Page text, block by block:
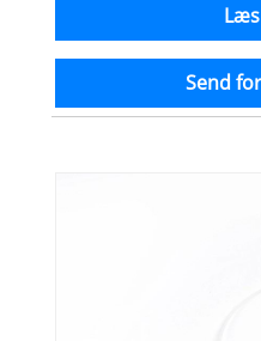
Send